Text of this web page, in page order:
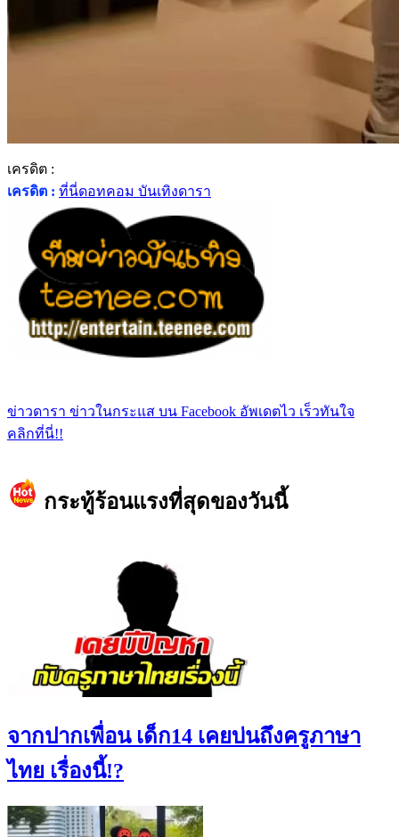
เครดิต :
เครดิต : ที่นี่ดอทคอม บันเทิงดารา
ข่าวดารา ข่าวในกระแส บน Facebook อัพเดตไว เร็วทันใจ
คลิกที่นี่!!
กระทู้ร้อนแรงที่สุดของวันนี้
จากปากเพื่อน เด็ก14 เคยบ่นถึงครูภาษา
ไทย เรื่องนี้!?